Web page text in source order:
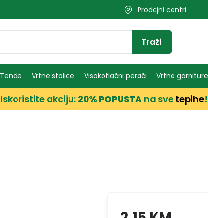
Prodajni centri
Traži
Tende Vrtne stolice Visokotlačni perači Vrtne garniture
Iskoristite akciju: 20% POPUSTA na sve tepihe!